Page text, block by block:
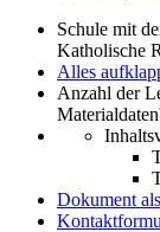
Schule mit
Katholische
Alles
Anzahl der
Dokument